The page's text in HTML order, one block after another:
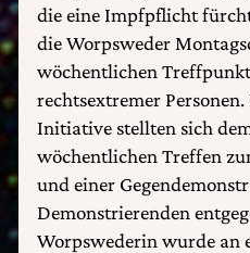
die eine Impfpflicht
die Worpsweder
wöchentlichen
rechtsextremer
Initiative stellten sich
wöchentlichen Treffen
und einer
Demonstrierenden
Worpswederin wurde an